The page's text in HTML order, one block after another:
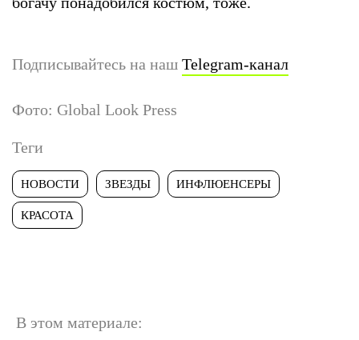
Подписывайтесь на наш Telegram-канал
Фото: Global Look Press
Теги
НОВОСТИ ЗВЕЗДЫ ИНФЛЮЕНСЕРЫ
КРАСОТА
В этом материале: